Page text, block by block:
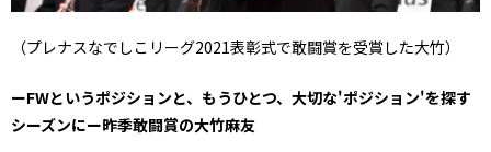
（プレナスなでしこリーグ2021表彰式で敢闘賞を受賞した大竹）
ーFWというポジションと、もうひとつ、大切な'ポジション'を探す
シーズンにー昨季敢闘賞の大竹麻友